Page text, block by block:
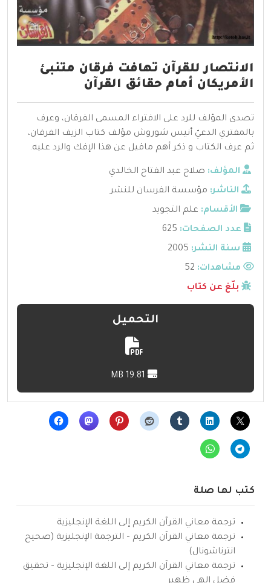
الانتصار للقرآن تهافت فرقان متنبئ
الأمريكان أمام حقائق القرآن
تصدى المؤلف للرد على الافتراء المسمى الفرقان، وعرف
بالمفتري الدعيّ أنيس شوروش مؤلف كتاب الزيف الفرقان،
ثم عرف الكتاب و ذكر أهم ماقيل عن هذا الإفك والرد عليه.
المؤلف: صلاح عبد الفتاح الخالدي
الناشر: مؤسسة الفرسان للنشر
الأقسام: علم التجويد
عدد الصفحات: 625
سنة النشر: 2005
مشاهدات:
بلّغ عن كتاب
التحميل
كتب لها صلة
ترجمة معاني القرآن الكريم إلى اللغة الإنجليزية
ترجمة معاني القرآن الكريم – الترجمة الإنجليزية (صحيح
انترناشونال)
ترجمة معاني القرآن الكريم إلى اللغة الإنجليزية – تحقيق
فضل إلهي ظهير